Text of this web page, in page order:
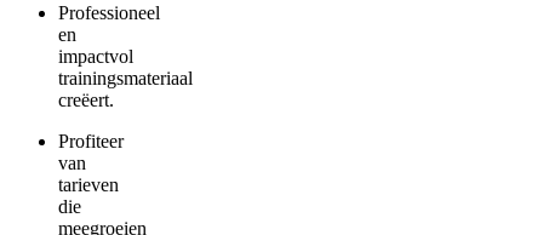
Professioneel
en
impactvol
trainingsmateriaal
creëert.
Profiteer
van
tarieven
die
meegroeien